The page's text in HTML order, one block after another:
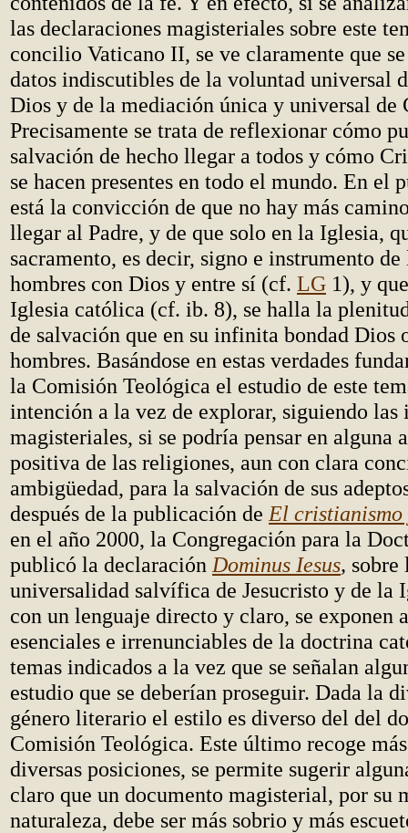
las declaraciones magisteriales sobre este
concilio Vaticano II, se ve claramente que
datos indiscutibles de la voluntad universal
Dios y de la mediación única y universal de
Precisamente se trata de reflexionar cómo
salvación de hecho llegar a todos y cómo
se hacen presentes en todo el mundo. En el
está la convicción de que no hay más
llegar al Padre, y de que solo en la Iglesia,
sacramento, es decir, signo e instrumento
hombres con Dios y entre sí (cf. LG 1), y
Iglesia católica (cf. ib. 8), se halla la
de salvación que en su infinita bondad Dios
hombres. Basándose en estas verdades
la Comisión Teológica el estudio de este
intención a la vez de explorar, siguiendo las
magisteriales, si se podría pensar en alguna
positiva de las religiones, aun con clara
ambigüedad, para la salvación de sus
después de la publicación de El
en el año 2000, la Congregación para la
publicó la declaración Dominus Iesus, sobre
universalidad salvífica de Jesucristo y de la
con un lenguaje directo y claro, se exponen
esenciales e irrenunciables de la doctrina
temas indicados a la vez que se señalan
estudio que se deberían proseguir. Dada la
género literario el estilo es diverso del del
Comisión Teológica. Este último recoge
diversas posiciones, se permite sugerir
claro que un documento magisterial, por su
naturaleza, debe ser más sobrio y más